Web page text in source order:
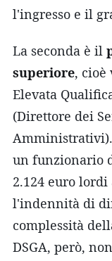
l'ingresso e il
La seconda è il
superiore, cioè
Elevata
(Direttore dei
un funzionario
2.124 euro lordi
l'indennità di
complessità
DSGA, però,